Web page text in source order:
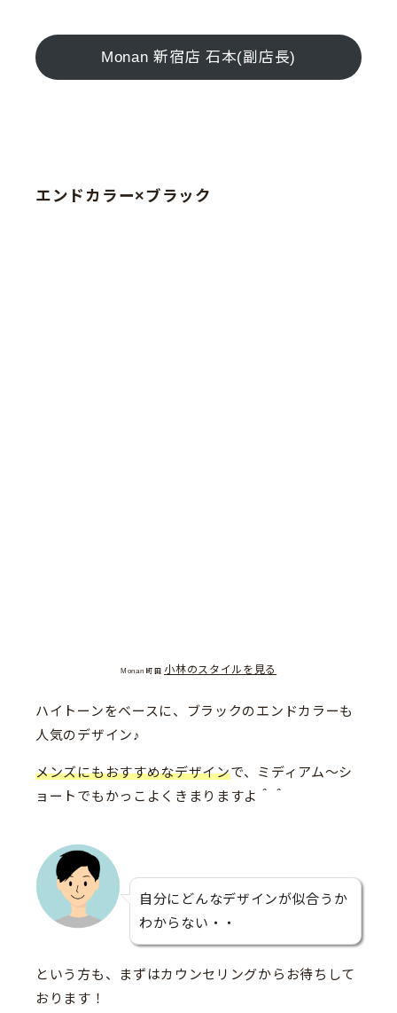
Monan 新宿店 石本(副店長)
エンドカラー×ブラック
Monan 町田 小林のスタイルを見る
ハイトーンをベースに、ブラックのエンドカラーも
人気のデザイン♪
メンズにもおすすめなデザインで、ミディアム〜シ
ョートでもかっこよくきまりますよ＾＾
自分にどんなデザインが似合うか
わからない・・
という方も、まずはカウンセリングからお待ちして
おります！